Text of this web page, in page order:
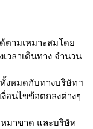
ตามเหมาะสมโดย
วลาเดินทาง จำนวน
งหมดกับทางบริษัทฯ
อนไขข้อตกลงต่างๆ
มาขาด และบริษัท